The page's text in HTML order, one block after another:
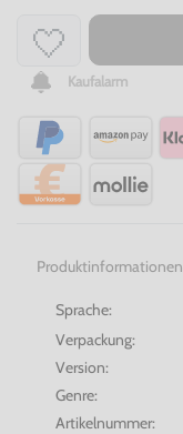
Kaufalarm
Produktinformationen
Sprache:
Verpackung:
Version:
Genre:
Artikelnummer: